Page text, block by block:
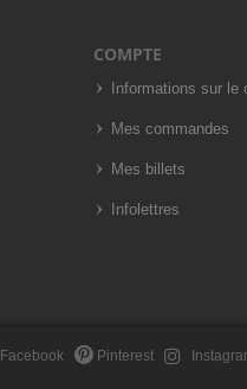
COMPTE
Informations sur le
Mes commandes
Mes billets
Infolettres
Facebook Pinterest